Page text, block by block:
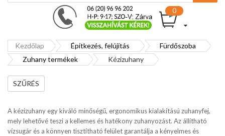
Kezdőlap Építkezés, felújítás
Fürdőszoba
Zuhany termékek
Kézizuhany
A kézizuhany egy kiváló minőségű, ergonomikus kialakítású zuhanyfej,
mely lehetővé teszi a kellemes és hatékony zuhanyozást. Az állítható
vízsugár és a könnyen tisztítható felület garantálja a kényelmes és
SZŰRÉS